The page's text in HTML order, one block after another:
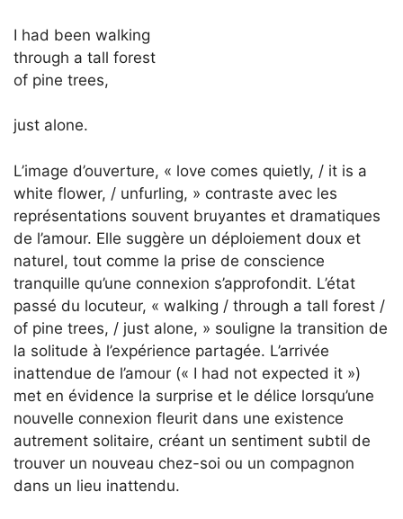
I had been walking
through a tall forest
of pine trees,
just alone.
L’image d’ouverture, « love comes quietly, / it is a
white flower, / unfurling, » contraste avec les
représentations souvent bruyantes et dramatiques
de l’amour. Elle suggère un déploiement doux et
naturel, tout comme la prise de conscience
tranquille qu’une connexion s’approfondit. L’état
passé du locuteur, « walking / through a tall forest /
of pine trees, / just alone, » souligne la transition de
la solitude à l’expérience partagée. L’arrivée
inattendue de l’amour (« I had not expected it »)
met en évidence la surprise et le délice lorsqu’une
nouvelle connexion fleurit dans une existence
autrement solitaire, créant un sentiment subtil de
trouver un nouveau chez-soi ou un compagnon
dans un lieu inattendu.